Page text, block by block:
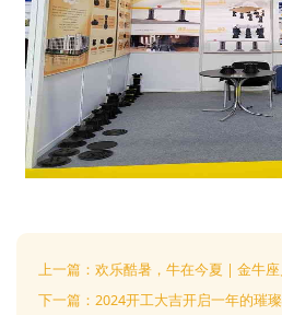
上一篇：欢乐酷暑，牛在今夏 | 金牛
下一篇：2024开工大吉开启一年的璀